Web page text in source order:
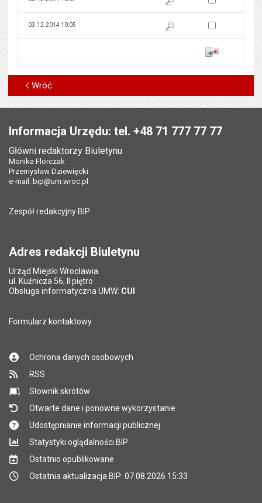
03.12.2014 10:05 Pokaż podgląd wersji z dnia
Zaznacz wersję do
Porównaj
Wróć
Informacja Urzędu: tel. +48 71 777 77 77
Główni redaktorzy Biuletynu
Monika Florczak
Przemysław Dziewięcki
e-mail: bip@um.wroc.pl
Zespół redakcyjny BIP
Adres redakcji Biuletynu
Urząd Miejski Wrocławia
ul. Kuźnicza 56, II piętro
Obsługa informatyczna UMW: CUI
Formularz kontaktowy
Ochrona danych osobowych
RSS
Słownik skrótów
Otwarte dane i ponowne wykorzystanie
Udostępnianie informacji publicznej
Statystyki oglądalności BIP
Ostatnio opublikowane
Ostatnia aktualizacja BIP: 07.08.2026 15:33